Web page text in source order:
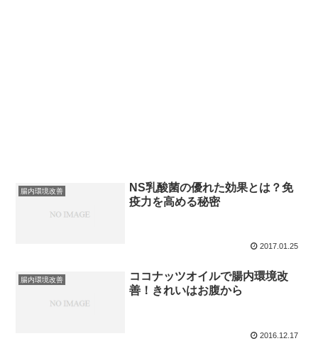
腸内環境改善
NS乳酸菌の優れた効果とは？免
疫力を高める秘密
2017.01.25
腸内環境改善
ココナッツオイルで腸内環境改
善！きれいはお腹から
2016.12.17